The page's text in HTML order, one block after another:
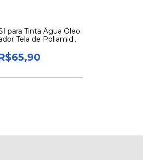
para Tinta Água Óleo
Tela de Poliamida